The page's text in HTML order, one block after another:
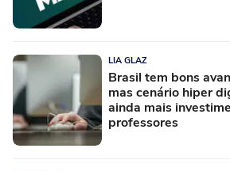
LIA GLAZ
Brasil tem bons
mas cenário hiper
ainda mais
professores